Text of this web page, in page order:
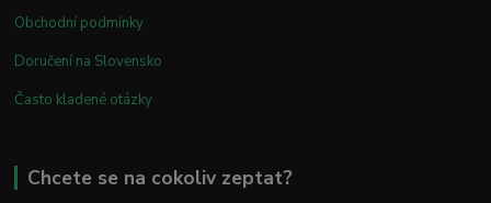
Obchodní podmínky
Doručení na Slovensko
Často kladené otázky
Chcete se na cokoliv zeptat?